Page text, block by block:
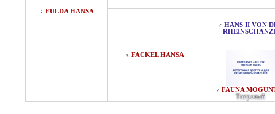
♀ FULDA HANSA
♀ FACKEL HANSA
♂ HANS II VON
♀ FAUNA
Тигровый